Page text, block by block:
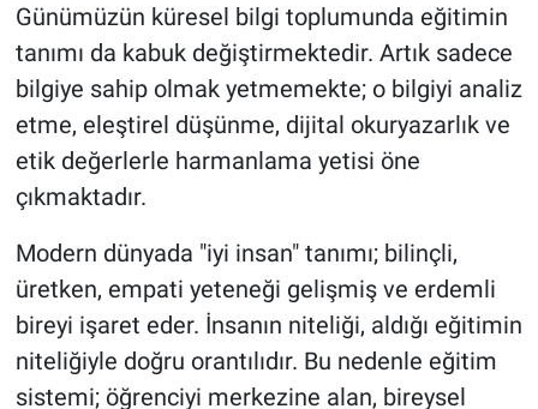
Günümüzün küresel bilgi toplumunda eğitimin
tanımı da kabuk değiştirmektedir. Artık sadece
bilgiye sahip olmak yetmemekte; o bilgiyi analiz
etme, eleştirel düşünme, dijital okuryazarlık ve
etik değerlerle harmanlama yetisi öne
çıkmaktadır.
Modern dünyada "iyi insan" tanımı; bilinçli,
üretken, empati yeteneği gelişmiş ve erdemli
bireyi işaret eder. İnsanın niteliği, aldığı eğitimin
niteliğiyle doğru orantılıdır. Bu nedenle eğitim
sistemi; öğrenciyi merkezine alan, bireysel